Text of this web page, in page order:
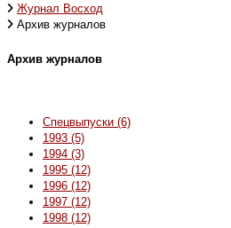
Журнал Восход
Архив журналов
Архив журналов
Спецвыпуски (6)
1993 (5)
1994 (3)
1995 (12)
1996 (12)
1997 (12)
1998 (12)